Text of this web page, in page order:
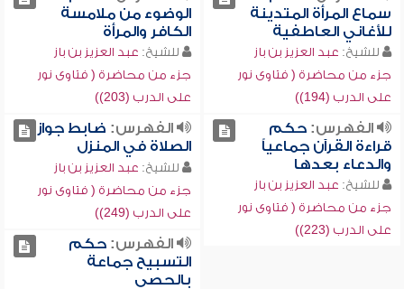
سماع المرأة المتدينة
للأغاني العاطفية
للشيخ: عبد العزيز بن باز
جزء من محاضرة ( فتاوى نور
على الدرب (194))
الوضوء من ملامسة
الكافر والمرأة
للشيخ: عبد العزيز بن باز
جزء من محاضرة ( فتاوى نور
على الدرب (203))
الفهرس:حكم
قراءة القرآن جماعياً
والدعاء بعدها
للشيخ: عبد العزيز بن باز
جزء من محاضرة ( فتاوى نور
على الدرب (223))
الفهرس: ضابط جواز
الصلاة في المنزل
للشيخ: عبد العزيز بن باز
جزء من محاضرة ( فتاوى نور
على الدرب (249))
الفهرس:حكم
التسبيح جماعة
بالحصى